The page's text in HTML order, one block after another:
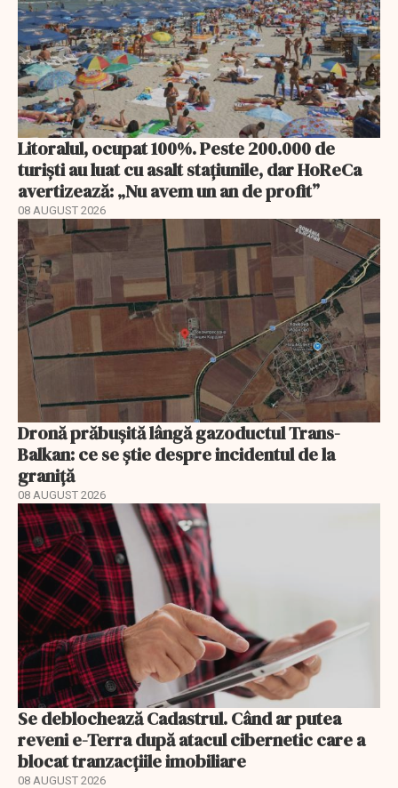
Litoralul, ocupat 100%. Peste 200.000 de
turiști au luat cu asalt stațiunile, dar HoReCa
avertizează: „Nu avem un an de profit”
08 AUGUST 2026
Dronă prăbușită lângă gazoductul Trans-
Balkan: ce se știe despre incidentul de la
graniță
08 AUGUST 2026
Se deblochează Cadastrul. Când ar putea
reveni e-Terra după atacul cibernetic care a
blocat tranzacțiile imobiliare
08 AUGUST 2026